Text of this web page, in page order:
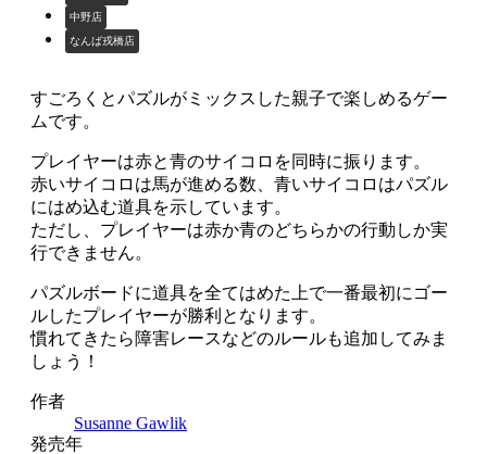
中野店
なんば戎橋店
すごろくとパズルがミックスした親子で楽しめるゲー
ムです。
プレイヤーは赤と青のサイコロを同時に振ります。
赤いサイコロは馬が進める数、青いサイコロはパズル
にはめ込む道具を示しています。
ただし、プレイヤーは赤か青のどちらかの行動しか実
行できません。
パズルボードに道具を全てはめた上で一番最初にゴー
ルしたプレイヤーが勝利となります。
慣れてきたら障害レースなどのルールも追加してみま
しょう！
作者
Susanne Gawlik
発売年